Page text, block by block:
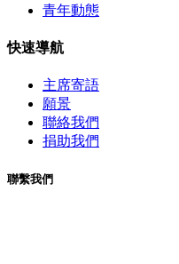
青年動態
快速導航
主席寄語
願景
聯絡我們
捐助我們
聯繫我們